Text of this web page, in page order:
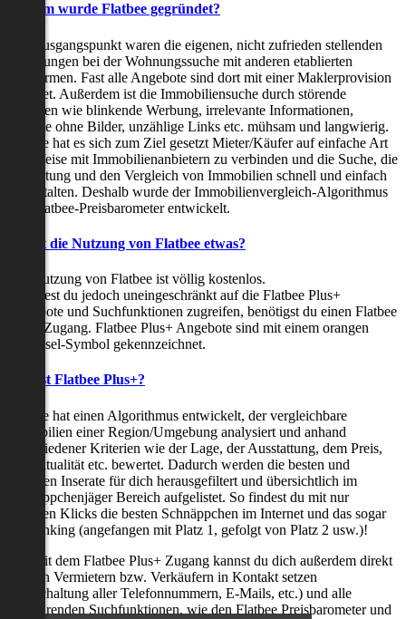
Warum wurde Flatbee gegründet?
Der Ausgangspunkt waren die eigenen, nicht zufrieden stellenden
Erfahrungen bei der Wohnungssuche mit anderen etablierten
Plattformen. Fast alle Angebote sind dort mit einer Maklerprovision
behaftet. Außerdem ist die Immobiliensuche durch störende
Faktoren wie blinkende Werbung, irrelevante Informationen,
Inserate ohne Bilder, unzählige Links etc. mühsam und langwierig.
Flatbee hat es sich zum Ziel gesetzt Mieter/Käufer auf einfache Art
und Weise mit Immobilienanbietern zu verbinden und die Suche, die
Bewertung und den Vergleich von Immobilien schnell und einfach
zu gestalten. Deshalb wurde der Immobilienvergleich-Algorithmus
und Flatbee-Preisbarometer entwickelt.
Kostet die Nutzung von Flatbee etwas?
Die Nutzung von Flatbee ist völlig kostenlos.
Möchtest du jedoch uneingeschränkt auf die Flatbee Plus+
Angebote und Suchfunktionen zugreifen, benötigst du einen Flatbee
Plus+ Zugang. Flatbee Plus+ Angebote sind mit einem orangen
Schlüssel-Symbol gekennzeichnet.
Was ist Flatbee Plus+?
Flatbee hat einen Algorithmus entwickelt, der vergleichbare
Immobilien einer Region/Umgebung analysiert und anhand
verschiedener Kriterien wie der Lage, der Ausstattung, dem Preis,
der Aktualität etc. bewertet. Dadurch werden die besten und
neuesten Inserate für dich herausgefiltert und übersichtlich im
Schnäppchenjäger Bereich aufgelistet. So findest du mit nur
wenigen Klicks die besten Schnäppchen im Internet und das sogar
als Ranking (angefangen mit Platz 1, gefolgt von Platz 2 usw.)!
Nur mit dem Flatbee Plus+ Zugang kannst du dich außerdem direkt
mit den Vermietern bzw. Verkäufern in Kontakt setzen
(Freischaltung aller Telefonnummern, E-Mails, etc.) und alle
zeitsparenden Suchfunktionen, wie den Flatbee Preisbarometer und